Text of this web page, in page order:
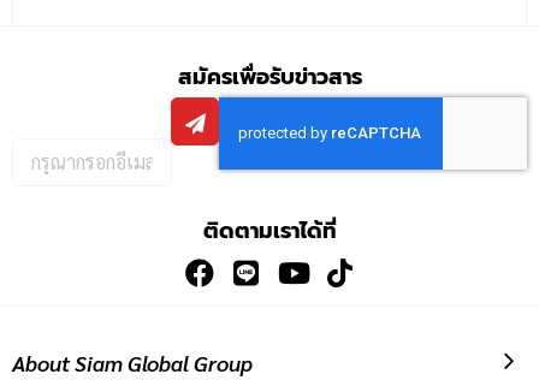
สมัครเพื่อรับข่าวสาร
กรอก
อีเมล
ติดตามเราได้ที่
About Siam Global Group